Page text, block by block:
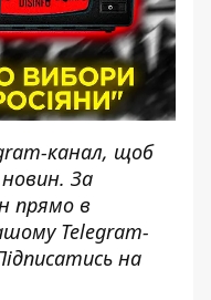
канал, щоб
За
прямо в
Telegram-
на